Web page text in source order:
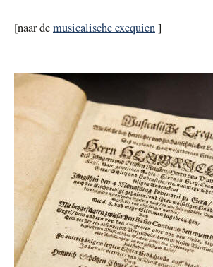
[naar demusicalische exequien]